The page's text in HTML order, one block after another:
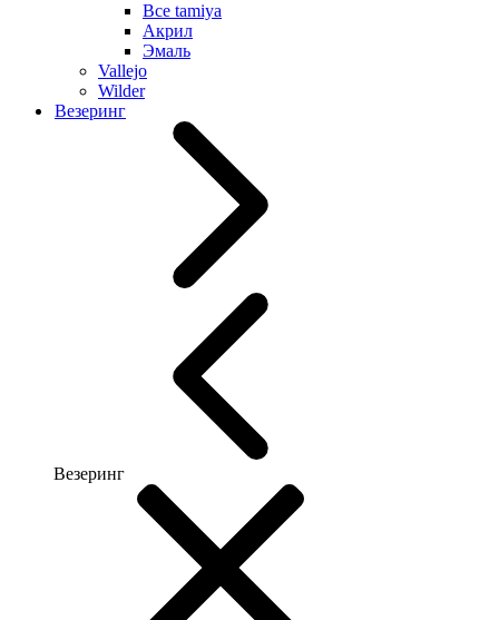
Все tamiya
Акрил
Эмаль
Vallejo
Wilder
Везеринг
Везеринг